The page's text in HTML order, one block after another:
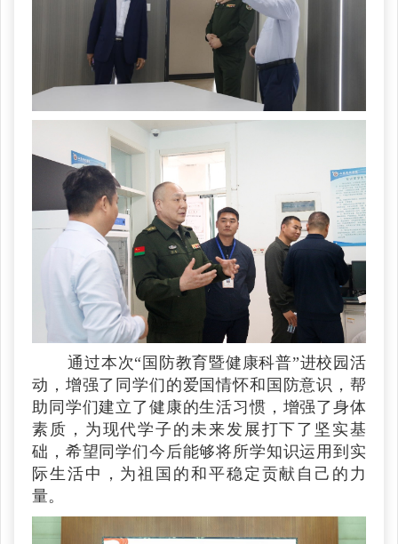
通过本次“国防教育暨健康科普”进校园活
动，增强了同学们的爱国情怀和国防意识，帮
助同学们建立了健康的生活习惯，增强了身体
素质，为现代学子的未来发展打下了坚实基
础，希望同学们今后能够将所学知识运用到实
际生活中，为祖国的和平稳定贡献自己的力
量。